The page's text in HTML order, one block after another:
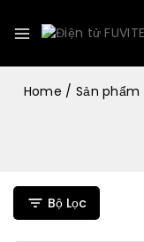
Home / Sản phẩm
Bộ Lọc